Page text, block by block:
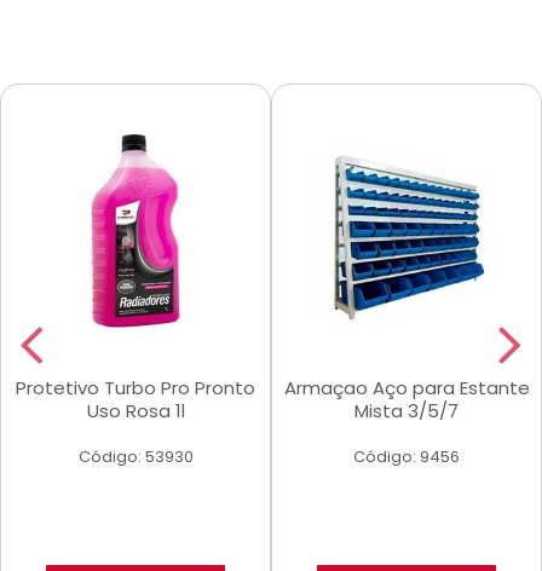
Protetivo Turbo Pro Pronto
Uso Rosa 1l
Código: 53930
Armaçao Aço para Estante
Mista 3/5/7
Código: 9456